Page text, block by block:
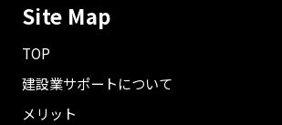
Site Map
TOP
建設業サポートについて
メリット